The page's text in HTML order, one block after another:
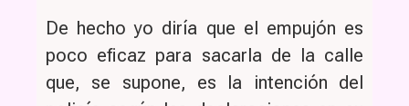
De hecho yo diría que el empujón es
poco eficaz para sacarla de la calle
que, se supone, es la intención del